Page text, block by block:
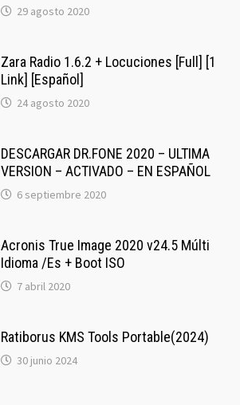
29 agosto 2020
Zara Radio 1.6.2 + Locuciones [Full] [1
Link] [Español]
24 agosto 2020
DESCARGAR DR.FONE 2020 – ULTIMA
VERSION – ACTIVADO – EN ESPAÑOL
6 septiembre 2020
Acronis True Image 2020 v24.5 Múlti
Idioma /Es + Boot ISO
7 abril 2020
Ratiborus KMS Tools Portable(2024)
30 junio 2024